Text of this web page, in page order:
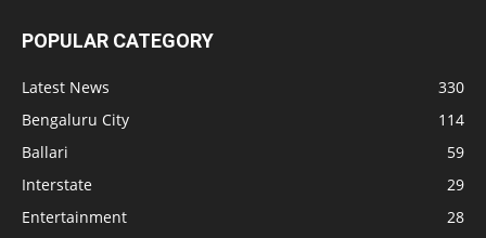
POPULAR CATEGORY
Latest News
330
Bengaluru City
114
Ballari
59
Interstate
29
Entertainment
28